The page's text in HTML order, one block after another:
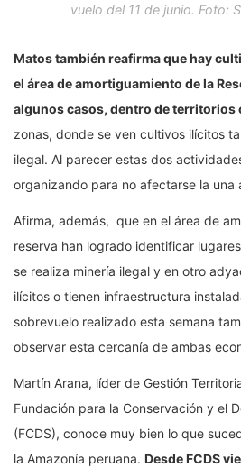
vuelo del 11 de junio. Foto:
Matos también reafirma que hay
el área de amortiguamiento de la
algunos casos, dentro de territorios
zonas, donde se ven cultivos ilícitos
ilegal. Al parecer estas dos
organizando para no afectarse la una
Afirma, además, que en el área de
reserva han logrado identificar
se realiza minería ilegal y en otro
ilícitos o tienen infraestructura
sobrevuelo realizado esta semana
observar esta cercanía de ambas
Martín Arana, líder de Gestión
Fundación para la Conservación y el
(FCDS), conoce muy bien lo que
la Amazonía peruana. Desde FCDS